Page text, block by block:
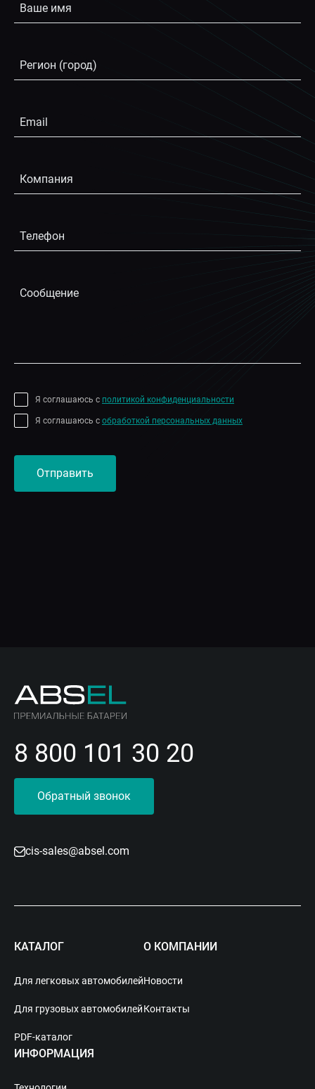
Я соглашаюсь с политикой конфиденциальности
Я соглашаюсь с обработкой персональных данных
КАТАЛОГ
Для легковых автомобилей
Для грузовых автомобилей
PDF-каталог
О КОМПАНИИ
Новости
Контакты
ИНФОРМАЦИЯ
8 800 101 30 20
Обратный звонок
cis-sales@absel.com